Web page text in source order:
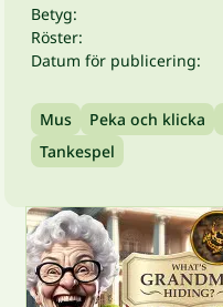
Betyg:
Röster:
Datum för publicering:
Mus Peka och klicka
Tankespel